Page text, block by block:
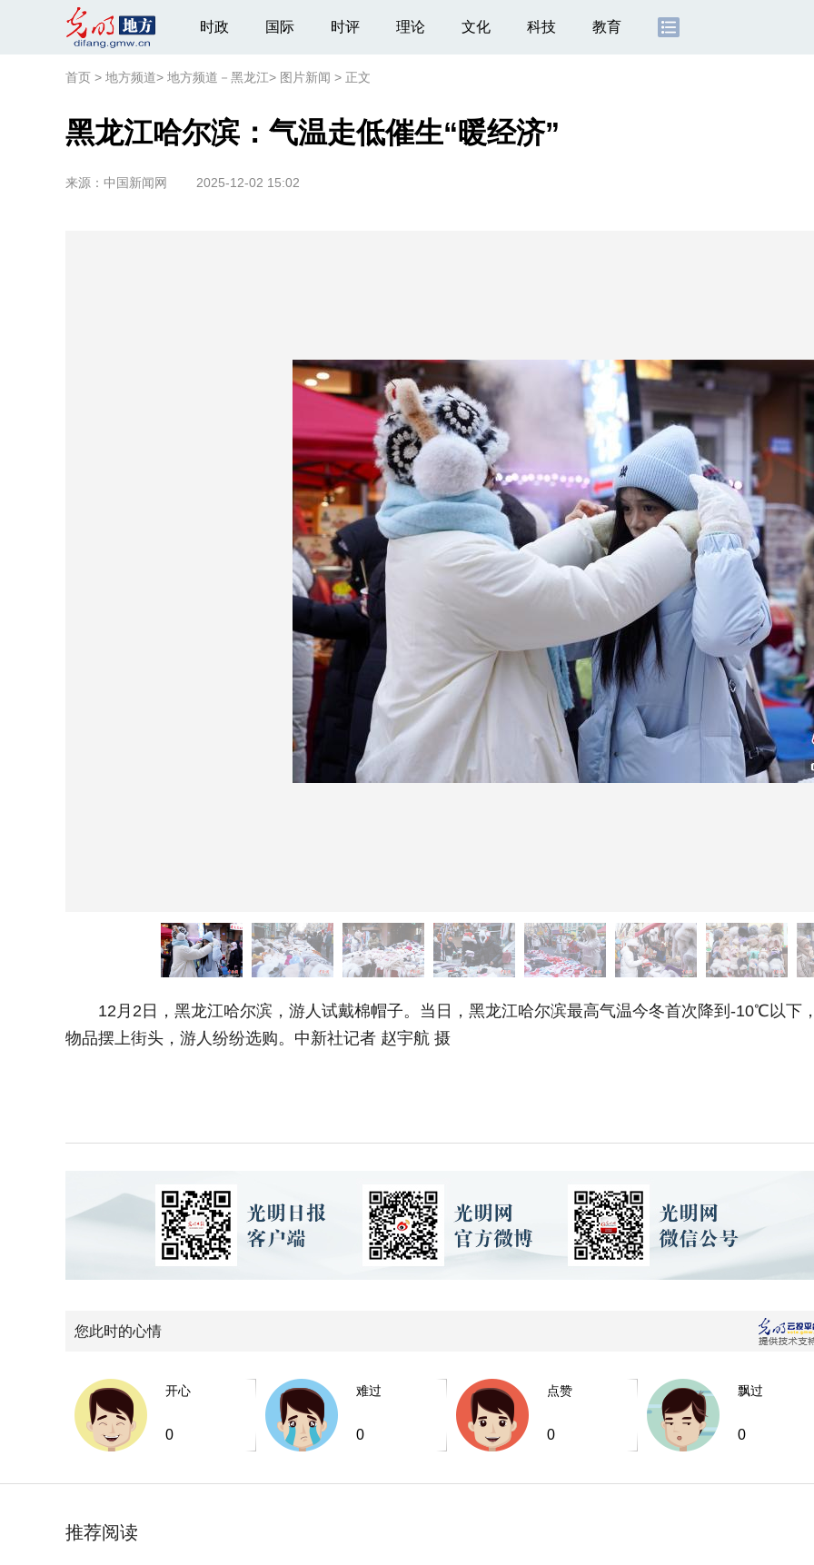
时政 国际 时评 理论 文化 科技 教育
首页 > 地方频道> 地方频道－黑龙江> 图片新闻 > 正文
黑龙江哈尔滨：气温走低催生“暖经济”
来源： 中国新闻网 2025-12-02 15:02
12月2日，黑龙江哈尔滨，游人试戴棉帽子。当日，黑龙江哈尔滨最高气温今冬首次降到-10℃以下
物品摆上街头，游人纷纷选购。中新社记者 赵宇航 摄
您此时的心情
开心
0
难过
0
点赞
0
飘过
0
推荐阅读